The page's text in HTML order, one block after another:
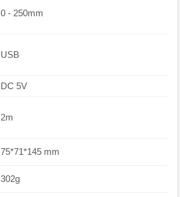
0 - 250mm
USB
DC 5V
2m
75*71*145 mm
302g